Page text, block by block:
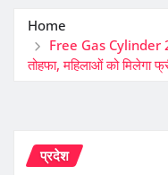
Home
Free Gas Cylinder
तोहफा, महिलाओं को मिलेगा
प्रदेश